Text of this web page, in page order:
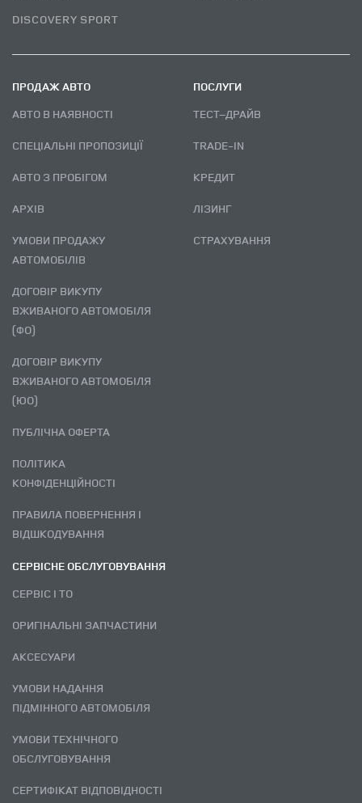
DISCOVERY SPORT
ПРОДАЖ АВТО
АВТО В НАЯВНОСТІ
СПЕЦІАЛЬНІ ПРОПОЗИЦІЇ
АВТО З ПРОБІГОМ
АРХІВ
УМОВИ ПРОДАЖУ
АВТОМОБІЛІВ
ДОГОВІР ВИКУПУ
ВЖИВАНОГО АВТОМОБІЛЯ
(ФО)
ДОГОВІР ВИКУПУ
ВЖИВАНОГО АВТОМОБІЛЯ
(ЮО)
ПУБЛІЧНА ОФЕРТА
ПОЛІТИКА
КОНФІДЕНЦІЙНОСТІ
ПРАВИЛА ПОВЕРНЕННЯ І
ВІДШКОДУВАННЯ
ПОСЛУГИ
ТЕСТ–ДРАЙВ
TRADE-IN
КРЕДИТ
ЛІЗИНГ
СТРАХУВАННЯ
СЕРВІСНЕ ОБСЛУГОВУВАННЯ
СЕРВІС І ТО
ОРИГІНАЛЬНІ ЗАПЧАСТИНИ
АКСЕСУАРИ
УМОВИ НАДАННЯ
ПІДМІННОГО АВТОМОБІЛЯ
УМОВИ ТЕХНІЧНОГО
ОБСЛУГОВУВАННЯ
СЕРТИФІКАТ ВІДПОВІДНОСТІ